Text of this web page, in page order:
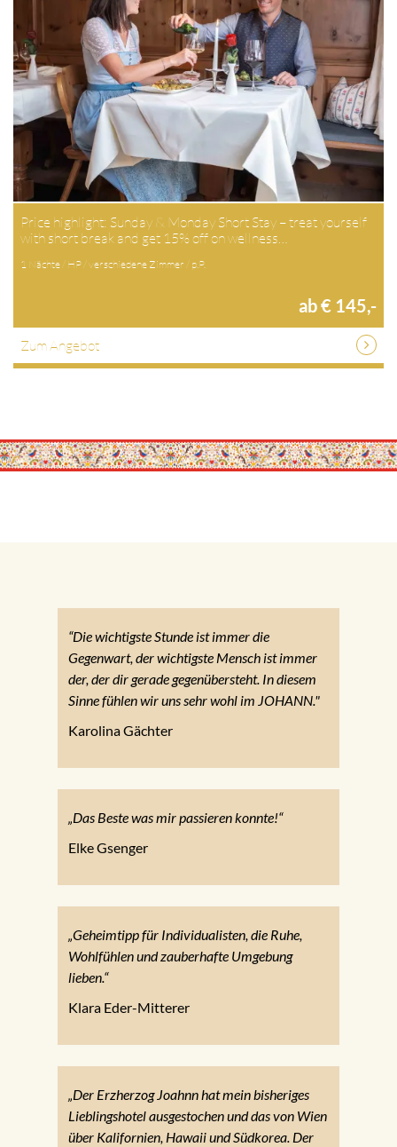
Price highlight: Sunday & Monday Short Stay – treat yourself
with short break and get 15% off on wellness…
1 Nächte / HP / verschiedene Zimmer / p.P.
ab € 145,-
Zum Angebot
“Die wichtigste Stunde ist immer die
Gegenwart, der wichtigste Mensch ist immer
der, der dir gerade gegenübersteht. In diesem
Sinne fühlen wir uns sehr wohl im JOHANN."
Karolina Gächter
„Das Beste was mir passieren konnte!“
Elke Gsenger
„Geheimtipp für Individualisten, die Ruhe,
Wohlfühlen und zauberhafte Umgebung
lieben.“
Klara Eder-Mitterer
„Der Erzherzog Joahnn hat mein bisheriges
Lieblingshotel ausgestochen und das von Wien
über Kalifornien, Hawaii und Südkorea. Der